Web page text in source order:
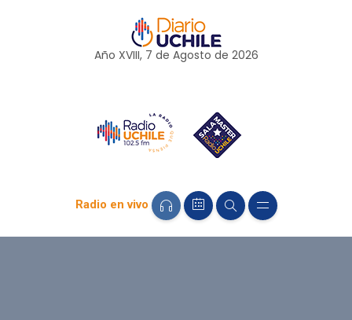
Año XVIII, 7 de Agosto de 2026
Radio en vivo